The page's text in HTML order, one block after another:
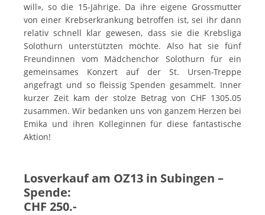
will», so die 15-Jährige. Da ihre eigene Grossmutter
von einer Krebserkrankung betroffen ist, sei ihr dann
relativ schnell klar gewesen, dass sie die Krebsliga
Solothurn unterstützten möchte. Also hat sie fünf
Freundinnen vom Mädchenchor Solothurn für ein
gemeinsames Konzert auf der St. Ursen-Treppe
angefragt und so fleissig Spenden gesammelt. Inner
kurzer Zeit kam der stolze Betrag von CHF 1305.05
zusammen. Wir bedanken uns von ganzem Herzen bei
Emika und ihren Kolleginnen für diese fantastische
Aktion!
Losverkauf am OZ13 in Subingen –
Spende:
CHF 250.-